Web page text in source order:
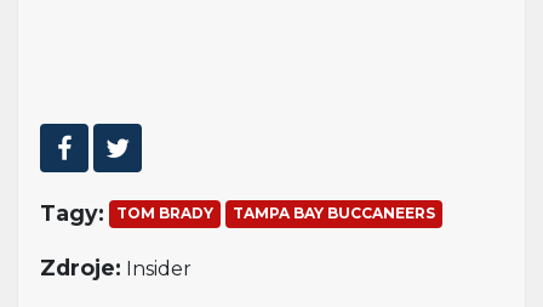
Tagy: TOM BRADY TAMPA BAY BUCCANEERS
Zdroje: Insider